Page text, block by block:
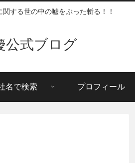
する世の中の嘘をぶった斬る！！
公式ブログ
名で検索 プロフィール